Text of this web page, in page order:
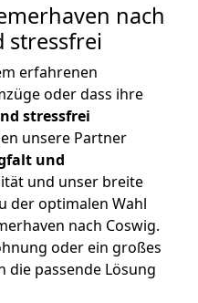
nach
stressfrei
erfahrenen
oder dass ihre
stressfrei
unsere Partner
und
und unser breite
der optimalen Wahl
nach Coswig.
oder ein großes
die passende Lösung